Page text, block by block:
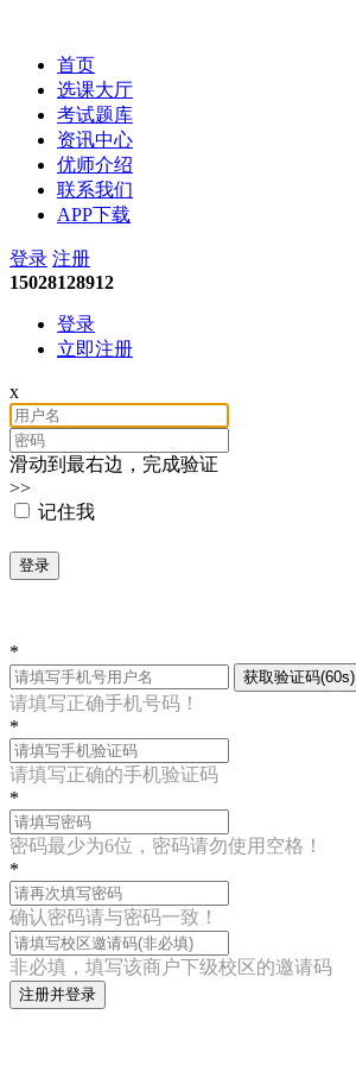
首页
选课大厅
考试题库
资讯中心
优师介绍
联系我们
APP下载
登录 注册
15028128912
登录
立即注册
x
滑动到最右边，完成验证
>>
记住我
登录
*
获取验证码(60s)
请填写正确手机号码！
*
请填写正确的手机验证码
*
密码最少为6位，密码请勿使用空格！
*
确认密码请与密码一致！
非必填，填写该商户下级校区的邀请码
注册并登录